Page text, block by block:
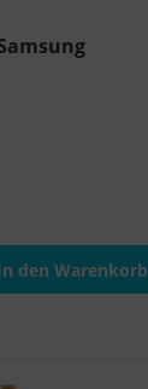
den Warenkorb